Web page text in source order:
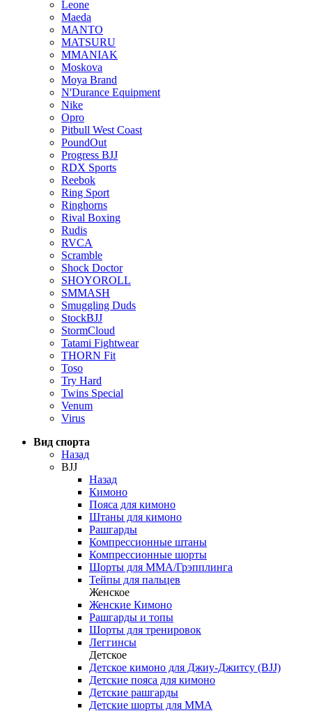
Leone
Maeda
MANTO
MATSURU
MMANIAK
Moskova
Moya Brand
N'Durance Equipment
Nike
Opro
Pitbull West Coast
PoundOut
Progress BJJ
RDX Sports
Reebok
Ring Sport
Ringhorns
Rival Boxing
Rudis
RVCA
Scramble
Shock Doctor
SHOYOROLL
SMMASH
Smuggling Duds
StockBJJ
StormCloud
Tatami Fightwear
THORN Fit
Toso
Try Hard
Twins Special
Venum
Virus
Вид спорта
Назад
BJJ
Назад
Кимоно
Пояса для кимоно
Штаны для кимоно
Рашгарды
Компрессионные штаны
Компрессионные шорты
Шорты для ММА/Грэпплинга
Тейпы для пальцев
Женское
Женские Кимоно
Рашгарды и топы
Шорты для тренировок
Леггинсы
Детское
Детское кимоно для Джиу-Джитсу (BJJ)
Детские пояса для кимоно
Детские рашгарды
Детские шорты для ММА